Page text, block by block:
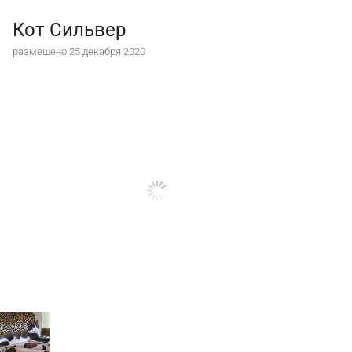
Кот Сильвер
размещено 25 декабря 2020